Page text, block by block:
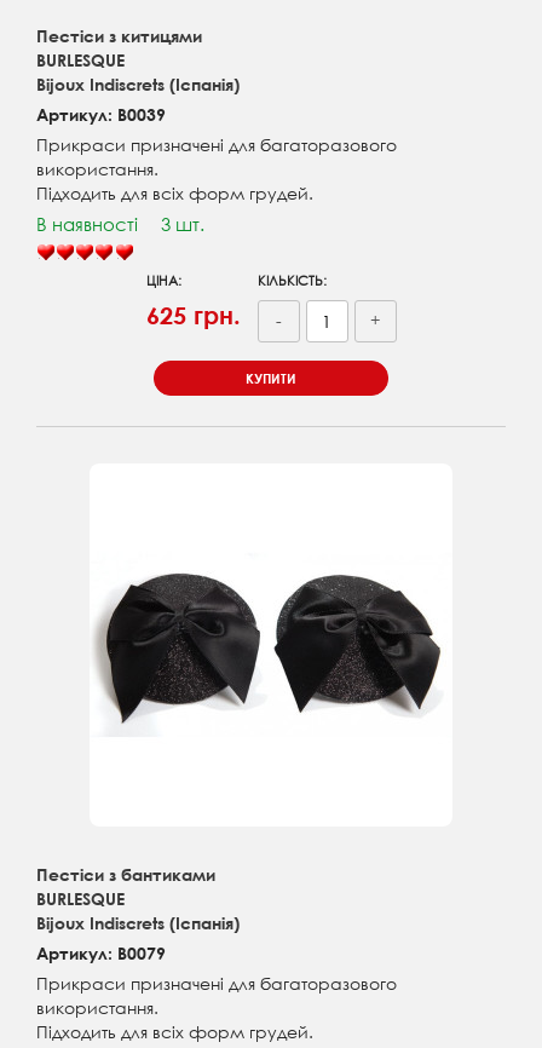
Пестіси з китицями
BURLESQUE
Bijoux Indiscrets (Іспанія)
Артикул: B0039
Прикраси призначені для багаторазового
використання.
Підходить для всіх форм грудей.
В наявності 3 шт.
ЦІНА:
625 грн.
КІЛЬКІСТЬ:
- +
КУПИТИ
Пестіси з бантиками
BURLESQUE
Bijoux Indiscrets (Іспанія)
Артикул: B0079
Прикраси призначені для багаторазового
використання.
Підходить для всіх форм грудей.